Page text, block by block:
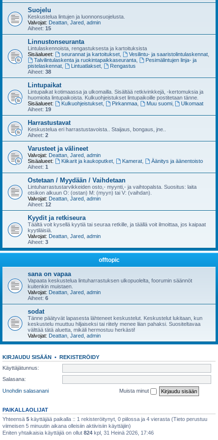
Suojelu
Keskustelua lintujen ja luonnonsuojelusta.
Valvojat: Deattan Jared admin
Aiheet: 15
Linnustonseuranta
Lintulaskennoista, rengastuksesta ja kartoituksista
Sisäalueet:
seurannat ja kartoitukset, Vesilintu- ja saaristolintulaskennat,
Talvilintulaskenta ja ruokintapaikkaseuranta,
Pesimälintujen linja- ja
pistelaskennat
Lintuatlakset,
Rengastus
Aiheet: 38
Lintupaikat
Lintupaikat kotimaassa ja ulkomailla. Sisältää retkivinkkejä, -kertomuksia ja
huomioita lintupaikoista. Kulkuohjeistukset lintupaikoille postitetaan tänne.
Sisäalueet:
Kulkuohjeistukset, Pirkanmaa, Muu suomi,
Ulkomaat
Aiheet: 19
Harrastustavat
Keskustelua eri harrastustavoista.. Staijaus, bongaus, jne..
Aiheet: 2
Varusteet ja välineet
Valvojat: Deattan Jared admin
Sisäalueet:
Kiikarit ja kaukoputket, Kamerat,
Äänitys ja äänentoisto
Aiheet: 1
Ostetaan / Myydään / Vaihdetaan
Lintuharrastustarvikkeiden osto,- myynti,- ja vaihtopalsta. Suositus: laita
otsikon alkuun O: (ostan) M: (myyn) tai V: (vaihdan).
Valvojat: Deattan Jared admin
Aiheet: 12
Kyydit ja retkiseura
Täältä voit kysellä kyytiä tai seuraa retkille, ja täällä voit ilmoittaa, jos kaipaat
kyytiläisiä.
Valvojat: Deattan Jared admin
Aiheet: 3
offtopic
sana on vapaa
Vapaata keskustelua lintuharrastuksen ulkopuolelta, foorumin säännöt
kuitenkin muistaen.
Valvojat: Deattan Jared admin
Aiheet: 6
sodat
Tänne päätyvät lapasesta lähteneet keskustelut. Keskustelut lukitaan, kun
keskustelu muuttuu hiljaiseksi tai riitely menee liian pahaksi. Suositeltavaa
välttää tätä aluetta, mikäli hermostuu herkästi!
Valvojat: Deattan Jared admin
KIRJAUDU SISÄÄN • REKISTERÖIDY
Käyttäjätunnus:
Salasana:
Unohdin salasanani
Muista minut
PAIKALLAOLIJAT
Yhteensä 5 käyttäjää paikalla :: 1 rekisteröitynyt, 0 piilossa ja 4 vierasta (Tieto perustuu
viimeisen 5 minuutin aikana olleisiin aktiivisiin käyttäjiin)
Eniten yhtaikaisia käyttäjiä on ollut 824 kpl, 31 Heinä 2026, 17:46